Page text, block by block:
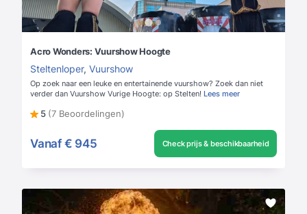
Acro Wonders: Vuurshow Hoogte
Steltenloper, Vuurshow
Op zoek naar een leuke en entertainende vuurshow? Zoek dan niet
verder dan Vuurshow Vurige Hoogte: op Stelten! Lees meer
5 (7 Beoordelingen)
Vanaf € 945 Check prijs & beschikbaarheid